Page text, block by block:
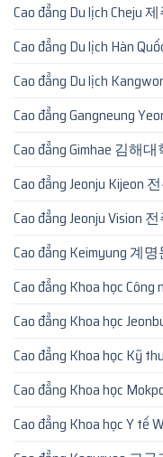
Cao đẳng Du lịch Cheju
Cao đẳng Du lịch Hàn
Cao đẳng Du lịch
Cao đẳng Gangneung
Cao đẳng Gimhae 김해
Cao đẳng Jeonju Kijeon
Cao đẳng Jeonju Vision
Cao đẳng Keimyung 계
Cao đẳng Khoa học
Cao đẳng Khoa học
Cao đẳng Khoa học Kỹ
Cao đẳng Khoa học
Cao đẳng Khoa học Y